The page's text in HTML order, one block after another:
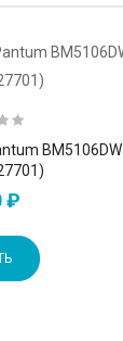
BM5106DW
₽